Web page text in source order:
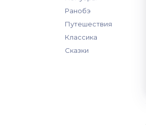
Ранобэ
Путешествия
Классика
Сказки